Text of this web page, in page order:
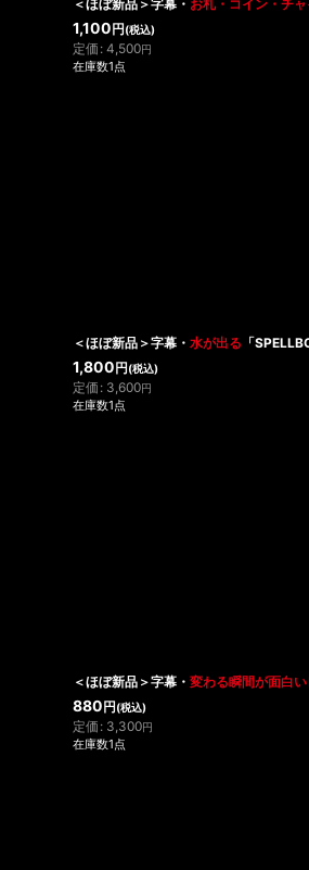
＜ほぼ新品＞字幕・ お札・コイン・チ
1,100 円 (税込)
定価 : 4,500円
在庫数1点
＜ほぼ新品＞字幕・ 水が出る 「
1,800 円 (税込)
定価 : 3,600円
在庫数1点
＜ほぼ新品＞字幕・ 変わる瞬間が面白い
880 円 (税込)
定価 : 3,300円
在庫数1点